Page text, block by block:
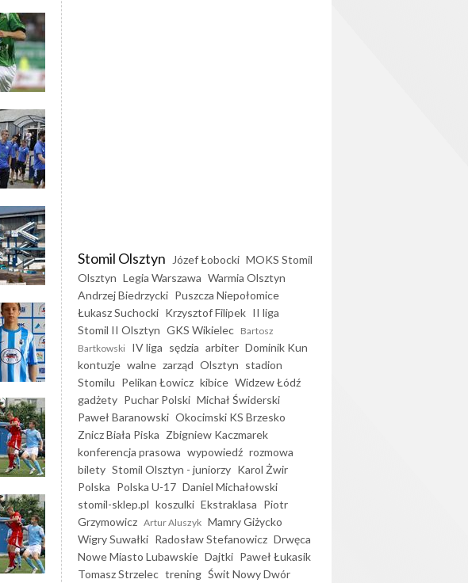
Stomil Olsztyn Józef Łobocki MOKS Stomil
Olsztyn Legia Warszawa Warmia Olsztyn
Andrzej Biedrzycki Puszcza Niepołomice
Łukasz Suchocki Krzysztof Filipek II liga
Stomil II Olsztyn GKS Wikielec Bartosz
Bartkowski IV liga sędzia arbiter Dominik Kun
kontuzje walne zarząd Olsztyn stadion
Stomilu Pelikan Łowicz kibice Widzew Łódź
gadżety Puchar Polski Michał Świderski
Paweł Baranowski Okocimski KS Brzesko
Znicz Biała Piska Zbigniew Kaczmarek
konferencja prasowa wypowiedź rozmowa
bilety Stomil Olsztyn - juniorzy Karol Żwir
Polska Polska U-17 Daniel Michałowski
stomil-sklep.pl koszulki Ekstraklasa Piotr
Grzymowicz Artur Aluszyk Mamry Giżycko
Wigry Suwałki Radosław Stefanowicz Drwęca
Nowe Miasto Lubawskie Dajtki Paweł Łukasik
Tomasz Strzelec trening Świt Nowy Dwór